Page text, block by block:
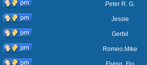
Peter R. G.
Jessie
Gerbil
Romeo.Mike